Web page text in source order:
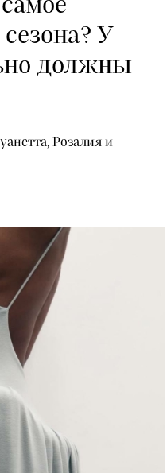
У
должны
Розалия и